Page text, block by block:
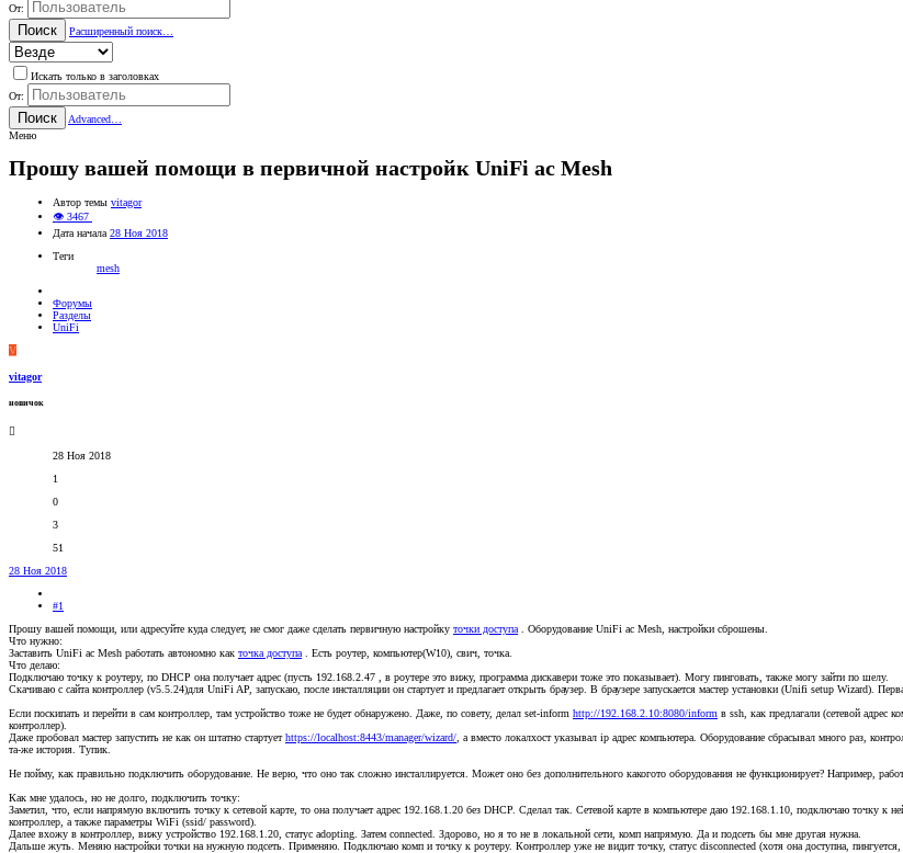
От:
Поиск Расширенный поиск…
Искать только в заголовках
От:
Поиск
Advanced…
Меню
Прошу вашей помощи в первичной настройк UniFi ac Mesh
Автор темы vitagor
👁 3467
Дата начала 28 Ноя 2018
Теги
mesh
Форумы
Разделы
UniFi
V
vitagor
новичок
28 Ноя 2018
1
0
3
51
28 Ноя 2018
#1
Прошу вашей помощи, или адресуйте куда следует, не смог даже сделать первичную настройку точки доступа
. Оборудование UniFi ac Mesh, настройки сброшены.
Что нужно:
Заставить UniFi ac Mesh работать автономно как точка доступа
. Есть роутер, компьютер(W10), свич, точка.
Что делаю:
Подключаю точку к роутеру, по DHCP она получает адрес (пусть 192.168.2.47 , в роутере это вижу, программа дискавери тоже это показывает). Могу пинговать, также могу зайти по шелу.
Скачиваю с сайта контроллер (v5.5.24)для UniFi AP, запускаю, после инсталляции он стартует и предлагает открыть браузер. В браузере запускается мастер установки (Unifi setup Wizard).
Если поскипать и перейти в сам контроллер, там устройство тоже не будет обнаружено. Даже, по совету, делал set-inform http://192.168.2.10:8080/inform в ssh, как предлагали (сетевой адрес
контроллер).
Даже пробовал мастер запустить не как он штатно стартуетhttps://localhost:8443/manager/wizard/ , а вместо локалхост указывал ip адрес компьютера. Оборудование сбрасывал много раз,
та-же история. Тупик.
Не пойму, как правильно подключить оборудование. Не верю, что оно так сложно инсталлируется. Может оно без дополнительного какогото оборудования не функционирует? Например,
Как мне удалось, но не долго, подключить точку:
Заметил, что, если напрямую включить точку к сетевой карте, то она получает адрес 192.168.1.20 без DHCP. Сделал так. Сетевой карте в компьютере даю 192.168.1.10, подключаю точку к
контроллер, а также параметры WiFi (ssid/ password).
Далее вхожу в контроллер, вижу устройство 192.168.1.20, статус adopting. Затем connected. Здорово, но я то не в локальной сети, комп напрямую. Да и подсеть бы мне другая нужна.
Дальше жуть. Меняю настройки точки на нужную подсеть. Применяю. Подключаю комп и точку к роутеру. Контроллер уже не видит точку, статус disconnected (хотя она доступна, пингуется,